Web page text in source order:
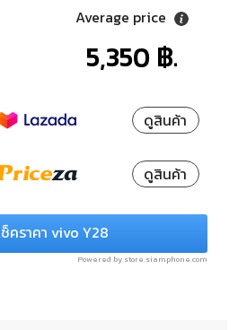
Average price
5,350 ฿.
ดูสินค้า
ดูสินค้า
ช็คราคา vivo Y28
Powered by store.siamphone.com